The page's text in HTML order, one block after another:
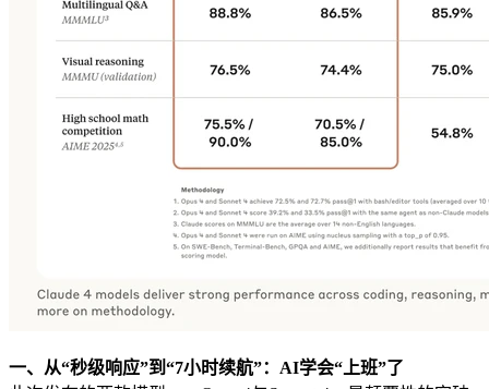
一、从“秒级响应”到“7小时续航”：AI学会“上班”了